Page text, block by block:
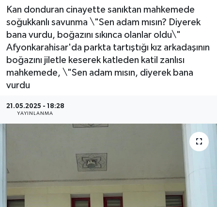
Kan donduran cinayette sanıktan mahkemede
soğukkanlı savunma \"Sen adam mısın? Diyerek
bana vurdu, boğazını sıkınca olanlar oldu\"
Afyonkarahisar'da parkta tartıştığı kız arkadaşının
boğazını jiletle keserek katleden katil zanlısı
mahkemede, \"Sen adam mısın, diyerek bana
vurdu
21.05.2025 - 18:28
YAYINLANMA